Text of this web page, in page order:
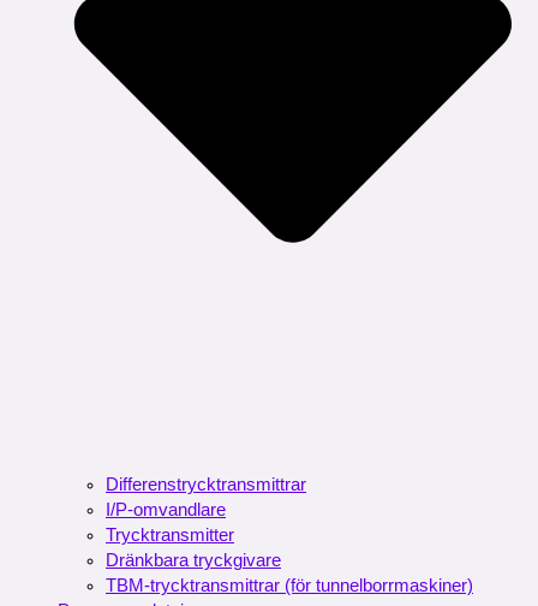
Differenstrycktransmittrar
I/P-omvandlare
Trycktransmitter
Dränkbara tryckgivare
TBM-trycktransmittrar (för tunnelborrmaskiner)